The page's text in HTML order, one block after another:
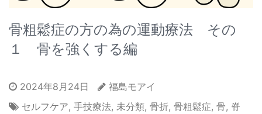
骨粗鬆症の方の為の運動療法 その
１ 骨を強くする編
2024年8月24日
福島モアイ
セルフケア, 手技療法, 未分類, 骨折, 骨粗鬆症, 骨, 脊